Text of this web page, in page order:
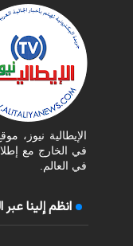
الإيطالية نيوز،
في الخارج مع
في العالم.
انظم إلينا عبر